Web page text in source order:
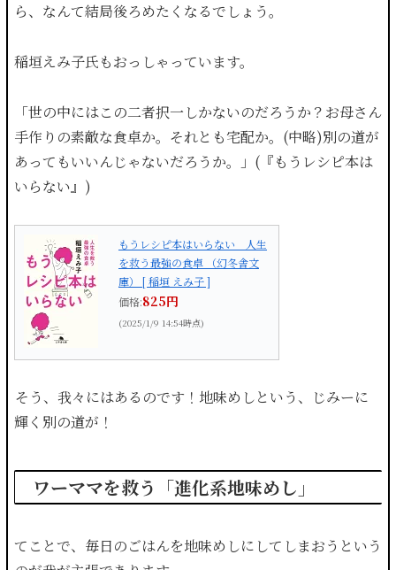
ら、なんて結局後ろめたくなるでしょう。
稲垣えみ子氏もおっしゃっています。
「世の中にはこの二者択一しかないのだろうか？お母さん
手作りの素敵な食卓か。それとも宅配か。(中略)別の道が
あってもいいんじゃないだろうか。」(『もうレシピ本は
いらない』)
もうレシピ本はいらない 人生
を救う最強の食卓 （幻冬舎文
庫） [ 稲垣 えみ子 ]
価格:825円
(2025/1/9 14:54時点)
そう、我々にはあるのです！地味めしという、じみーに
輝く別の道が！
ワーママを救う「進化系地味めし」
てことで、毎日のごはんを地味めしにしてしまおうという